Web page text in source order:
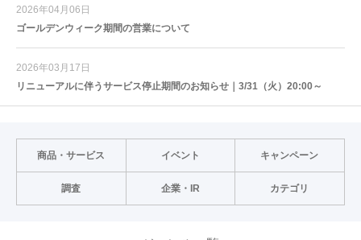
2026年04月06日
ゴールデンウィーク期間の営業について
2026年03月17日
リニューアルに伴うサービス停止期間のお知らせ｜3/31（火）20:00～
商品・サービス イベント キャンペーン
調査 企業・IR カテゴリ